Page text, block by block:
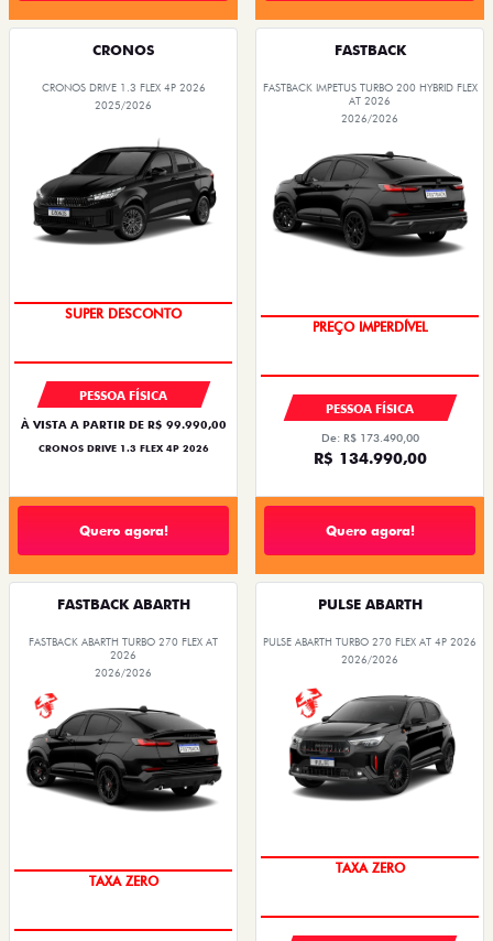
CRONOS
CRONOS DRIVE 1.3 FLEX 4P 2026
2025/2026
SUPER DESCONTO
PESSOA FÍSICA
À VISTA A PARTIR DE R$ 99.990,00
CRONOS DRIVE 1.3 FLEX 4P 2026
Quero agora!
FASTBACK
FASTBACK IMPETUS TURBO 200 HYBRID FLEX
AT 2026
2026/2026
PREÇO IMPERDÍVEL
PESSOA FÍSICA
De: R$ 173.490,00
R$ 134.990,00
Quero agora!
FASTBACK ABARTH
FASTBACK ABARTH TURBO 270 FLEX AT
2026
2026/2026
TAXA ZERO
PULSE ABARTH
PULSE ABARTH TURBO 270 FLEX AT 4P 2026
2026/2026
TAXA ZERO